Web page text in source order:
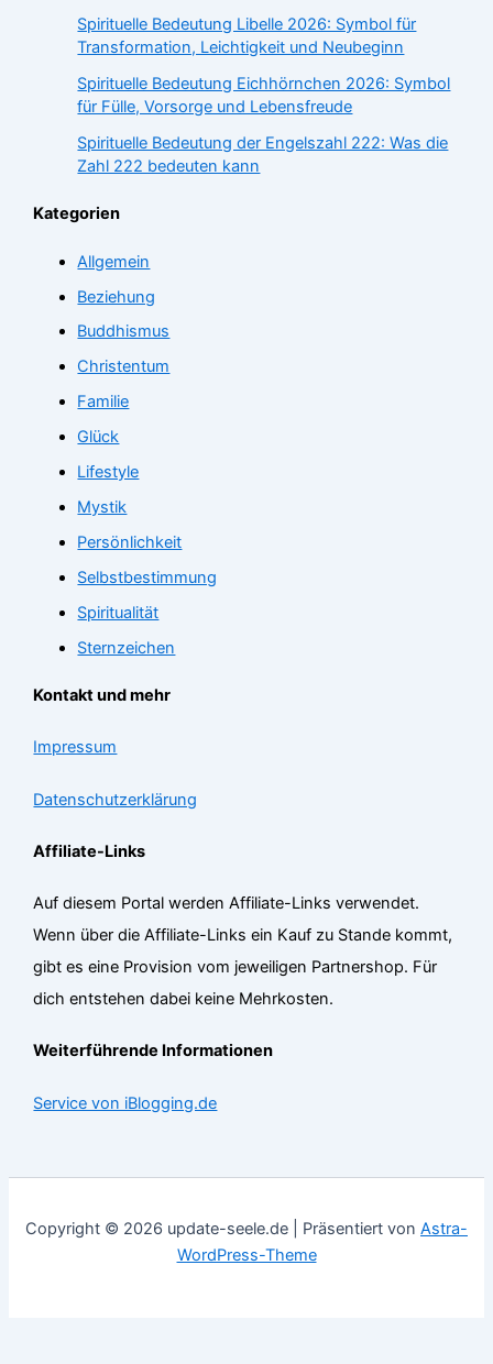
Spirituelle Bedeutung Libelle 2026: Symbol für
Transformation, Leichtigkeit und Neubeginn
Spirituelle Bedeutung Eichhörnchen 2026: Symbol
für Fülle, Vorsorge und Lebensfreude
Spirituelle Bedeutung der Engelszahl 222: Was die
Zahl 222 bedeuten kann
Kategorien
Allgemein
Beziehung
Buddhismus
Christentum
Familie
Glück
Lifestyle
Mystik
Persönlichkeit
Selbstbestimmung
Spiritualität
Sternzeichen
Kontakt und mehr
Impressum
Datenschutzerklärung
Affiliate-Links
Auf diesem Portal werden Affiliate-Links verwendet.
Wenn über die Affiliate-Links ein Kauf zu Stande kommt,
gibt es eine Provision vom jeweiligen Partnershop. Für
dich entstehen dabei keine Mehrkosten.
Weiterführende Informationen
Service von iBlogging.de
Copyright © 2026 update-seele.de | Präsentiert von Astra-
WordPress-Theme